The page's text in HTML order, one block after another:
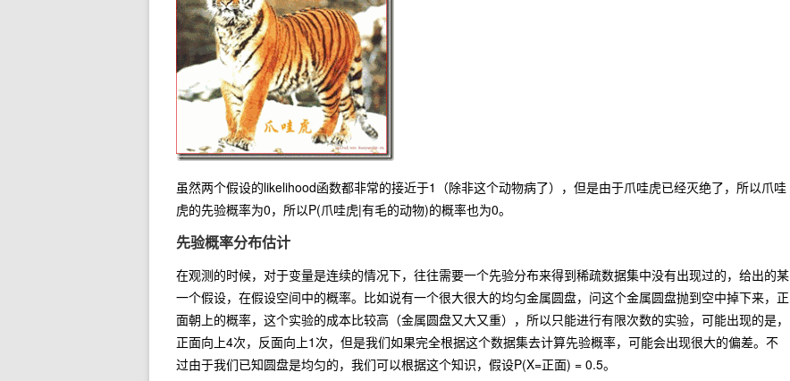
虽然两个假设的likelihood函数都非常的接近于1（除非这个动物病了），但是由于爪哇虎已经灭绝了，所以爪哇
虎的先验概率为0，所以P(爪哇虎|有毛的动物)的概率也为0。
先验概率分布估计
在观测的时候，对于变量是连续的情况下，往往需要一个先验分布来得到稀疏数据集中没有出现过的，给出的某
一个假设，在假设空间中的概率。比如说有一个很大很大的均匀金属圆盘，问这个金属圆盘抛到空中掉下来，正
面朝上的概率，这个实验的成本比较高（金属圆盘又大又重），所以只能进行有限次数的实验，可能出现的是，
正面向上4次，反面向上1次，但是我们如果完全根据这个数据集去计算先验概率，可能会出现很大的偏差。不
过由于我们已知圆盘是均匀的，我们可以根据这个知识，假设P(X=正面) = 0.5。